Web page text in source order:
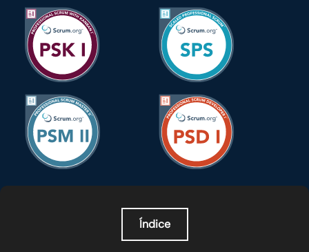
O que é orquestração de agentes de IA?
Índice